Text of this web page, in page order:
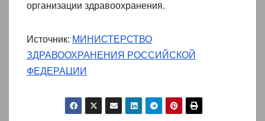
организации здравоохранения.
Источник: МИНИСТЕРСТВО
ЗДРАВООХРАНЕНИЯ РОССИЙСКОЙ
ФЕДЕРАЦИИ